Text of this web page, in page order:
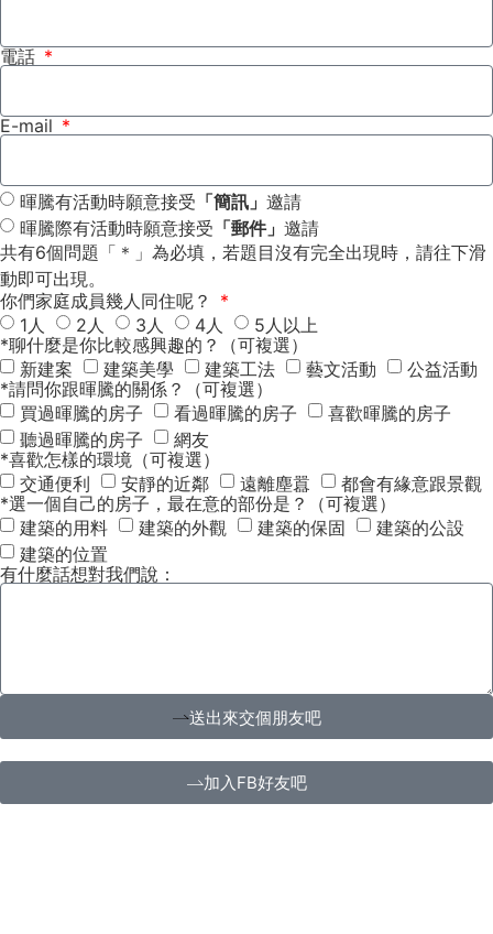
電話
E-mail
暉騰有活動時願意接受 「簡訊」 邀請
暉騰際有活動時願意接受 「郵件」 邀請
共有6個問題「＊」為必填，若題目沒有完全出現時，請往下滑
動即可出現。
你們家庭成員幾人同住呢？
1人
2人 3人 4人
5人以上
*聊什麼是你比較感興趣的？（可複選）
新建案
建築美學 建築工法 藝文活動
公益活動
*請問你跟暉騰的關係？（可複選）
買過暉騰的房子
看過暉騰的房子
喜歡暉騰的房子
聽過暉騰的房子
網友
*喜歡怎樣的環境（可複選）
交通便利
安靜的近鄰 遠離塵囂
都會有緣意跟景觀
*選一個自己的房子，最在意的部份是？（可複選）
建築的用料
建築的外觀 建築的保固
建築的公設
建築的位置
有什麼話想對我們說：
送出來交個朋友吧
加入FB好友吧